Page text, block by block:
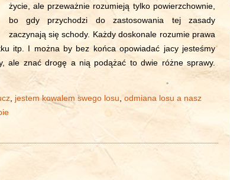
życie, ale przeważnie rozumieją tylko powierzchownie,
bo gdy przychodzi do zastosowania tej zasady
zaczynają się schody. Każdy doskonale rozumie prawa
itp. I można by bez końca opowiadać jacy jesteśmy
ale znać drogę a nią podążać to dwie różne sprawy.
jestem kowalem swego losu ,odmiana losu a nasz